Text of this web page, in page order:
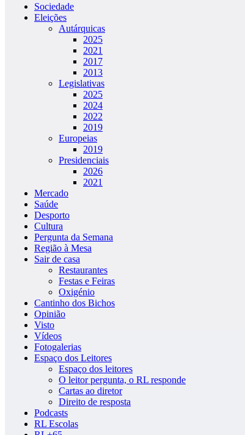
Sociedade
Eleições
Autárquicas
2025
2021
2017
2013
Legislativas
2025
2024
2022
2019
Europeias
2019
Presidenciais
2026
2021
Mercado
Saúde
Desporto
Cultura
Pergunta da Semana
Região à Mesa
Sair de casa
Restaurantes
Festas e Feiras
Oxigénio
Cantinho dos Bichos
Opinião
Visto
Vídeos
Fotogalerias
Espaço dos Leitores
Espaço dos leitores
O leitor pergunta, o RL responde
Cartas ao diretor
Direito de resposta
Podcasts
RL Escolas